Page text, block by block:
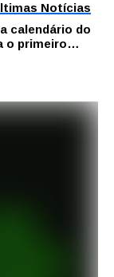
Notícias
calendário do
o primeiro